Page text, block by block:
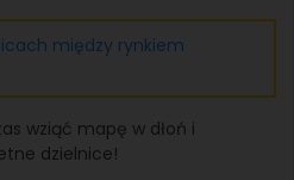
między rynkiem
wziąć mapę w dłoń i
dzielnice!